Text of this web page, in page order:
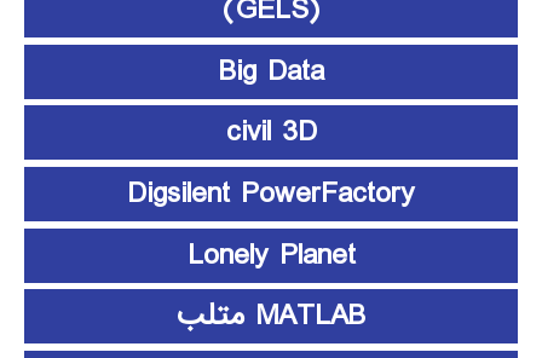
(GELS)
Big Data
civil 3D
Digsilent PowerFactory
Lonely Planet
MATLAB متلب